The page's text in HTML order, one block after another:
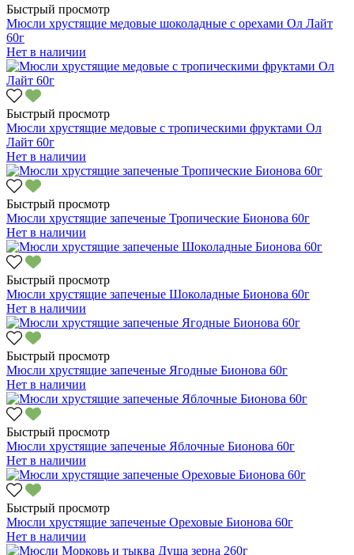
Быстрый просмотр
Мюсли хрустящие медовые шоколадные с орехами Ол Лайт
60г
Нет в наличии
Быстрый просмотр
Мюсли хрустящие медовые с тропическими фруктами Ол
Лайт 60г
Нет в наличии
Быстрый просмотр
Мюсли хрустящие запеченые Тропические Бионова 60г
Нет в наличии
Быстрый просмотр
Мюсли хрустящие запеченые Шоколадные Бионова 60г
Нет в наличии
Быстрый просмотр
Мюсли хрустящие запеченые Ягодные Бионова 60г
Нет в наличии
Быстрый просмотр
Мюсли хрустящие запеченые Яблочные Бионова 60г
Нет в наличии
Быстрый просмотр
Мюсли хрустящие запеченые Ореховые Бионова 60г
Нет в наличии